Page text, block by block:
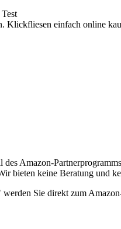
Klickfliesen einfach online
des Amazon-
bieten keine Beratung und
Sie direkt zum